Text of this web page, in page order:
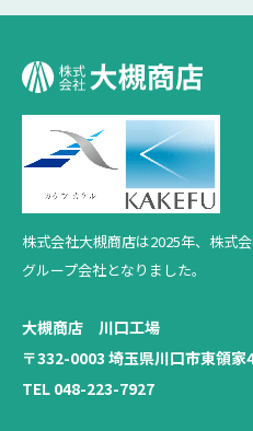
株式会社大槻商店は2025年、 株式
グループ会社となりました。
大槻商店 川口工場
〒332-0003 埼玉県川口市東領
TEL 048-223-7927